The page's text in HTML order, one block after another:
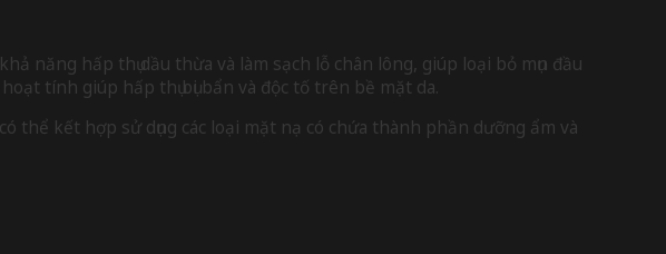
năng hấp thụ dầu thừa và làm sạch lỗ chân lông, giúp loại bỏ mụn đầu
tính giúp hấp thụ bụi bẩn và độc tố trên bề mặt da.
thể kết hợp sử dụng các loại mặt nạ có chứa thành phần dưỡng ẩm và